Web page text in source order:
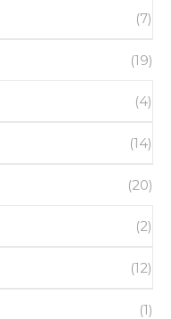
(7)
(19)
(4)
(14)
(20)
(2)
(12)
(1)